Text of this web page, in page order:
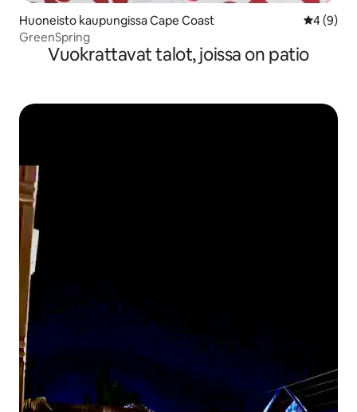
Huoneisto kaupungissa Cape Coast
4 (9)
GreenSpring
Vuokrattavat talot, joissa on patio